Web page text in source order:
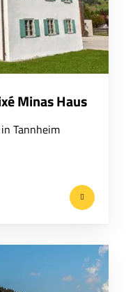
Minas Haus
Tannheim